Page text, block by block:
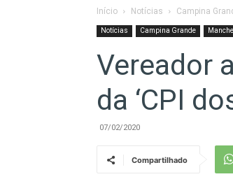
Início Notícias Campina
Notícias Campina Grande
Vereador
da ‘CPI
07/02/2020
Compartilhado